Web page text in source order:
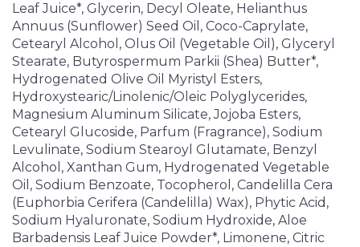
Leaf Juice*, Glycerin, Decyl Oleate, Helianthus
Annuus (Sunflower) Seed Oil, Coco-Caprylate,
Cetearyl Alcohol, Olus Oil (Vegetable Oil), Glyceryl
Stearate, Butyrospermum Parkii (Shea) Butter*,
Hydrogenated Olive Oil Myristyl Esters,
Hydroxystearic/Linolenic/Oleic Polyglycerides,
Magnesium Aluminum Silicate, Jojoba Esters,
Cetearyl Glucoside, Parfum (Fragrance), Sodium
Levulinate, Sodium Stearoyl Glutamate, Benzyl
Alcohol, Xanthan Gum, Hydrogenated Vegetable
Oil, Sodium Benzoate, Tocopherol, Candelilla Cera
(Euphorbia Cerifera (Candelilla) Wax), Phytic Acid,
Sodium Hyaluronate, Sodium Hydroxide, Aloe
Barbadensis Leaf Juice Powder*, Limonene, Citric